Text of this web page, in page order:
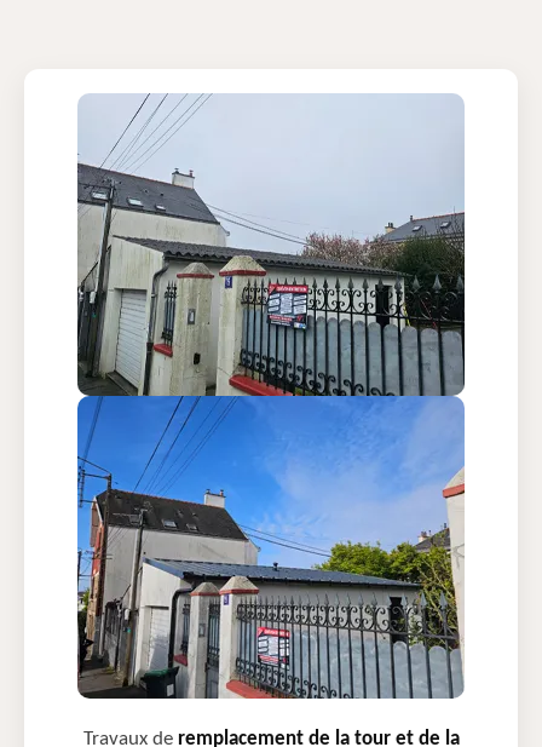
Travaux de remplacement de la tour et de la